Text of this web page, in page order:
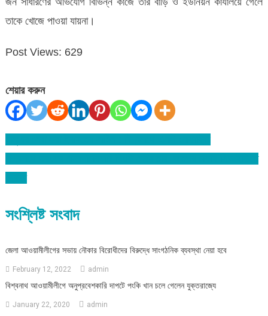
তাকে খোজে পাওয়া যায়না।
Post Views: 629
শেয়ার করুন
Post
navigation
সংশ্লিষ্ট সংবাদ
জেলা আওয়ামীলীগের সভায় নৌকার বিরোধীদের বিরুদ্ধে সাংগঠনিক ব্যবস্থা নেয়া হবে
February 12, 2022 admin
বিশ্বনাথ আওয়ামীলীগে অনুপ্রবেশকারি দাপটে পংকি খান চলে গেলেন যুক্তরাজ্যে
January 22, 2020 admin